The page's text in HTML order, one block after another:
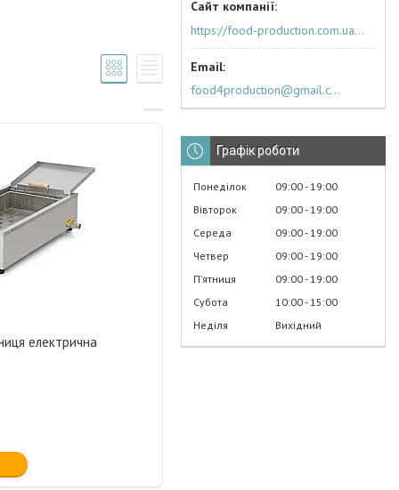
електрична
https://food-production.com.ua/ua/
food4production@gmail.com
Графік роботи
Понеділок 09:00 19:00
Вівторок
09:00 19:00
Середа
09:00 19:00
Четвер
09:00 19:00
Пʼятниця
09:00 19:00
Субота
10:00 15:00
Неділя
Вихідний